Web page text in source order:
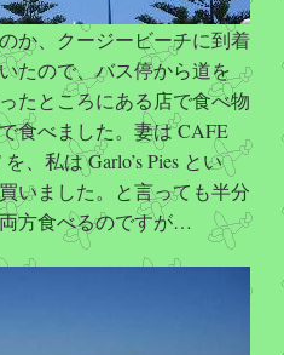
か、クージービーチに到着
たので、バス停から道を
たところにある店で食べ物
食べました。妻は CAFE
、私は Garlo’s Pies とい
いました。と言っても半分
方食べるのですが…